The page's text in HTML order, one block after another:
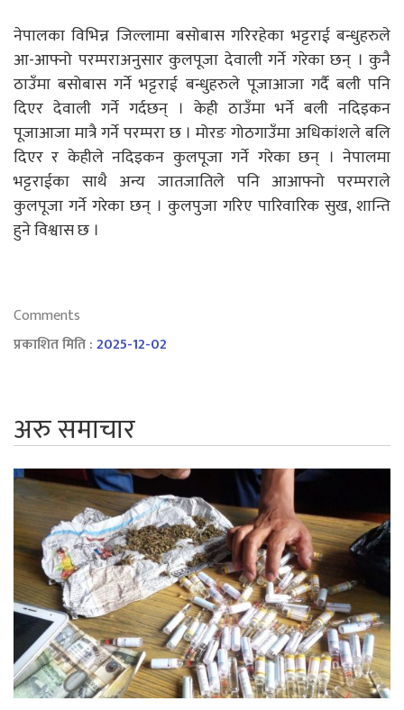
नेपालका विभिन्न जिल्लामा बसोबास गरिरहेका भट्टराई बन्धुहरुले
आ-आफ्नो परम्पराअनुसार कुलपूजा देवाली गर्ने गरेका छन् । कुनै
ठाउँमा बसोबास गर्ने भट्टराई बन्धुहरुले पूजाआजा गर्दै बली पनि
दिएर देवाली गर्ने गर्दछन् । केही ठाउँमा भर्ने बली नदिइकन
पूजाआजा मात्रै गर्ने परम्परा छ । मोरङ गोठगाउँमा अधिकांशले बलि
दिएर र केहीले नदिइकन कुलपूजा गर्ने गरेका छन् । नेपालमा
भट्टराईका साथै अन्य जातजातिले पनि आआफ्नो परम्पराले
कुलपूजा गर्ने गरेका छन् । कुलपुजा गरिए पारिवारिक सुख, शान्ति
हुने विश्वास छ ।
Comments
प्रकाशित मिति :2025-12-02
अरु समाचार